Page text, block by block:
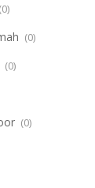
(0)
(0)
(0)
(0)